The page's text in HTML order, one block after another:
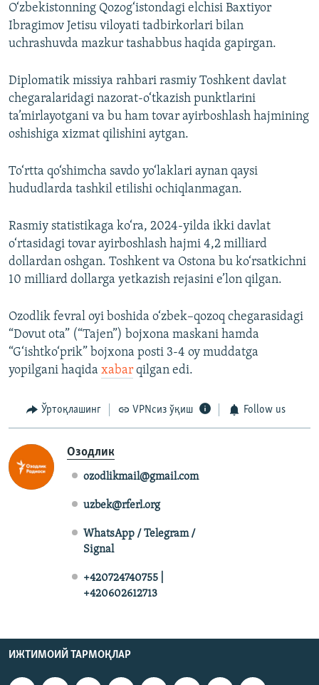
O‘zbekistonning Qozog‘istondagi elchisi Baxtiyor
Ibragimov Jetisu viloyati tadbirkorlari bilan
uchrashuvda mazkur tashabbus haqida gapirgan.
Diplomatik missiya rahbari rasmiy Toshkent davlat
chegaralaridagi nazorat-o‘tkazish punktlarini
ta’mirlayotgani va bu ham tovar ayirboshlash hajmining
oshishiga xizmat qilishini aytgan.
To‘rtta qo‘shimcha savdo yo‘laklari aynan qaysi
hududlarda tashkil etilishi ochiqlanmagan.
Rasmiy statistikaga ko‘ra, 2024-yilda ikki davlat
o‘rtasidagi tovar ayirboshlash hajmi 4,2 milliard
dollardan oshgan. Toshkent va Ostona bu ko‘rsatkichni
10 milliard dollarga yetkazish rejasini e’lon qilgan.
Ozodlik fevral oyi boshida o‘zbek–qozoq chegarasidagi
“Dovut ota” (“Tajen”) bojxona maskani hamda
“G‘ishtko‘prik” bojxona posti 3-4 oy muddatga
yopilgani haqida xabar qilgan edi.
Ўртоқлашинг VPNсиз ўқиш Follow us
Озодлик
ozodlikmail@gmail.com
uzbek@rferl.org
WhatsApp / Telegram /
Signal
+420724740755 |
+420602612713
ИЖТИМОИЙ ТАРМОҚЛАР